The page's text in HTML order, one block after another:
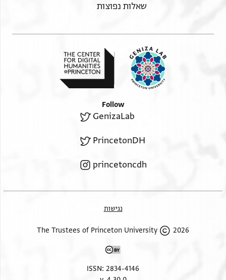
שאלות נפוצות
Follow
GenizaLab
PrincetonDH
princetoncdh
נגישות
2026 The Trustees of Princeton University
ISSN: 2834-4146